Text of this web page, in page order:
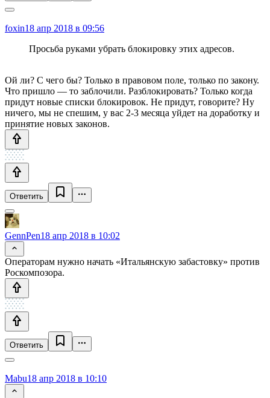
foxin18 апр 2018 в 09:56
Просьба руками убрать блокировку этих адресов.
Ой ли? С чего бы? Только в правовом поле, только по закону.
Что пришло — то заблочили. Разблокировать? Только когда
придут новые списки блокировок. Не придут, говорите? Ну
ничего, мы не спешим, у вас 2-3 месяца уйдет на доработку и
принятие новых законов.
Ответить
GennPen18 апр 2018 в 10:02
Операторам нужно начать «Итальянскую забастовку» против
Роскомпозора.
Ответить
Mabu18 апр 2018 в 10:10